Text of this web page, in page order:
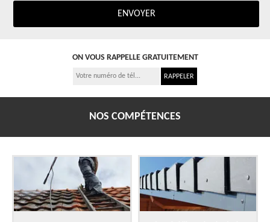
ON VOUS RAPPELLE GRATUITEMENT
NOS COMPÉTENCES